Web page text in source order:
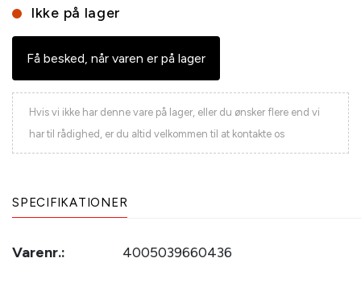
Ikke på lager
Få besked, når varen er på lager
Hvis vi ikke har denne vare på lager, eller du ønsker flere end vi
har til rådighed, er du altid velkommen til at kontakte os
SPECIFIKATIONER
Varenr.: 4005039660436